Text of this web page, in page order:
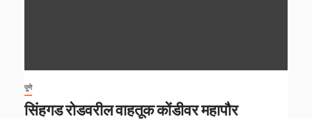
पुणे
सिंहगड रोडवरील वाहतूक कोंडीवर महापौर